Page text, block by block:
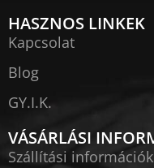
HASZNOS LINKEK
Kapcsolat
Blog
GY.I.K.
VÁSÁRLÁSI
Szállítási információk